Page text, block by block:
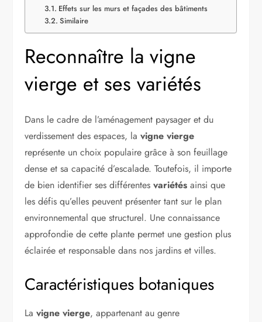
Effets sur les murs et façades des bâtiments
Similaire
Reconnaître la vigne
vierge et ses variétés
Dans le cadre de l’aménagement paysager et du
verdissement des espaces, lavigne vierge
représente un choix populaire grâce à son feuillage
dense et sa capacité d’escalade. Toutefois, il importe
de bien identifier ses différentesvariétés ainsi que
les défis qu’elles peuvent présenter tant sur le plan
environnemental que structurel. Une connaissance
approfondie de cette plante permet une gestion plus
éclairée et responsable dans nos jardins et villes.
Caractéristiques botaniques
Lavigne vierge, appartenant au genre